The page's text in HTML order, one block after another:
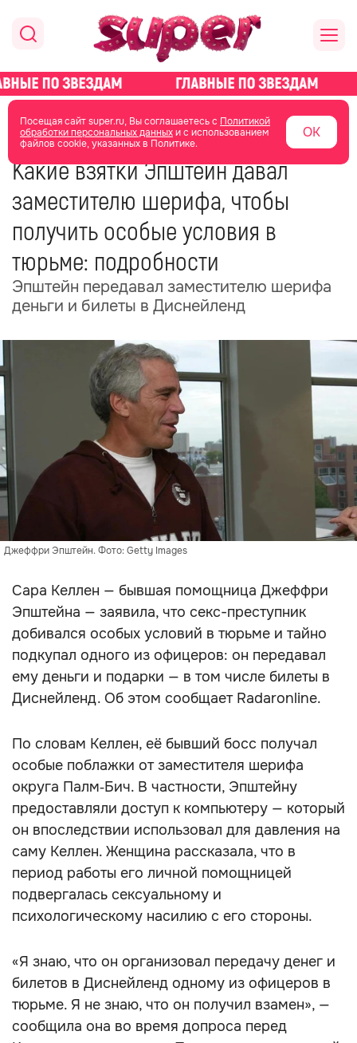
Посещая сайт super.ru, Вы соглашаетесь с Политикой
обработки персональных данныхи с использованием
файлов cookie, указанных в Политике.
ОК
главная новости о звездах новости
16 июня 07:06
Какие взятки Эпштейн давал
заместителю шерифа, чтобы
получить особые условия в
тюрьме: подробности
Эпштейн передавал заместителю шерифа
деньги и билеты в Диснейленд
Джеффри Эпштейн. Фото: Getty Images
Сара Келлен — бывшая помощница Джеффри
Эпштейна — заявила, что секс-преступник
добивался особых условий в тюрьме и тайно
подкупал одного из офицеров: он передавал
ему деньги и подарки — в том числе билеты в
Диснейленд. Об этом сообщает Radaronline.
По словам Келлен, её бывший босс получал
особые поблажки от заместителя шерифа
округа Палм‑Бич. В частности, Эпштейну
предоставляли доступ к компьютеру — который
он впоследствии использовал для давления на
саму Келлен. Женщина рассказала, что в
период работы его личной помощницей
подвергалась сексуальному и
психологическому насилию с его стороны.
«Я знаю, что он организовал передачу денег и
билетов в Диснейленд одному из офицеров в
тюрьме. Я не знаю, что он получил взамен», —
сообщила она во время допроса перед